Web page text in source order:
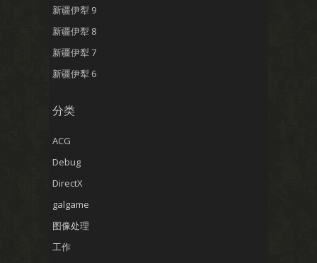
新疆伊犁 9
新疆伊犁 8
新疆伊犁 7
新疆伊犁 6
分类
ACG
Debug
DirectX
galgame
图像处理
工作